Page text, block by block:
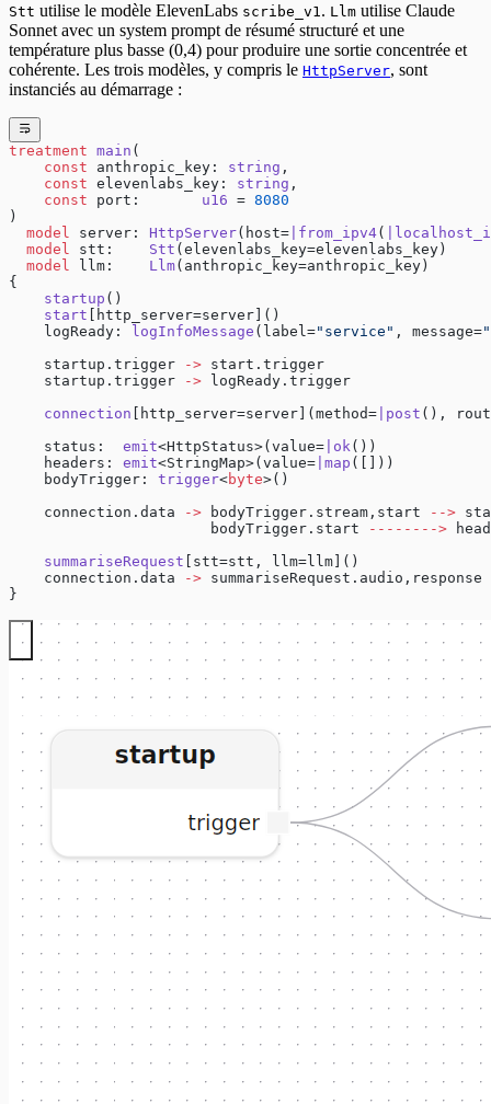
Stt utilise le modèle ElevenLabs scribe_v1. Llm utilise Claude
Sonnet avec un system prompt de résumé structuré et une
température plus basse (0,4) pour produire une sortie concentrée et
cohérente. Les trois modèles, y compris le HttpServer, sont
instanciés au démarrage :
treatment main (
    const
anthropic_key: string ,
    const
elevenlabs_key: string ,
    const
port: u16 = 8080
)
  model
server: HttpServer(host= |from_ipv4(
  model
stt: Stt (elevenlabs_key=elevenlabs_key)
  model
llm: Llm(anthropic_key=anthropic_key)
{
    startup
()
    start
[http_server=server]()
    logReady:
logInfoMessage (label="service" , message=
    startup.trigger
-> start.trigger
    startup.trigger
-> logReady.trigger
    connection
[http_server=server](method= |post (),
    status:
emit<HttpStatus>(value= |ok ())
    headers:
emit<StringMap>(value= |map ([]))
    bodyTrigger:
trigger<byte>()
    connection.data
-> bodyTrigger.stream,start -->
                       bodyTrigger.start
-------->
    summariseRequest
[stt=stt, llm=llm]()
    connection.data
-> summariseRequest.audio,response
}